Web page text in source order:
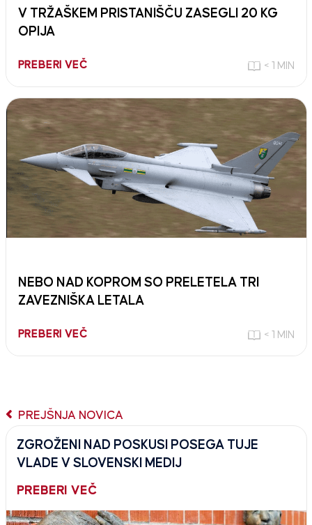
V TRŽAŠKEM PRISTANIŠČU ZASEGLI 20 KG
OPIJA
PREBERI VEČ < 1 MIN
NEBO NAD KOPROM SO PRELETELA TRI
ZAVEZNIŠKA LETALA
PREBERI VEČ < 1 MIN
PREJŠNJA NOVICA
ZGROŽENI NAD POSKUSI POSEGA TUJE
VLADE V SLOVENSKI MEDIJ
PREBERI VEČ